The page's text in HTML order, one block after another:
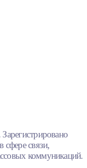
сфере связи,
коммуникаций.